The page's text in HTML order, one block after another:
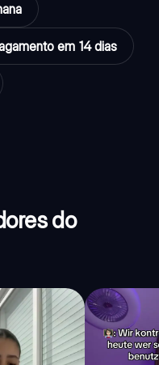
em 14 dias
do